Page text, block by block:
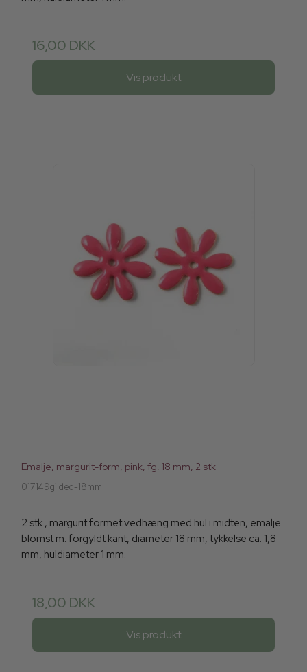
16,00 DKK
Vis produkt
Emalje, margurit-form, pink, fg. 18 mm, 2 stk
017149gilded-18mm
2 stk., margurit formet vedhæng med hul i midten, emalje
blomst m. forgyldt kant, diameter 18 mm, tykkelse ca. 1,8
mm, huldiameter 1 mm.
18,00 DKK
Vis produkt